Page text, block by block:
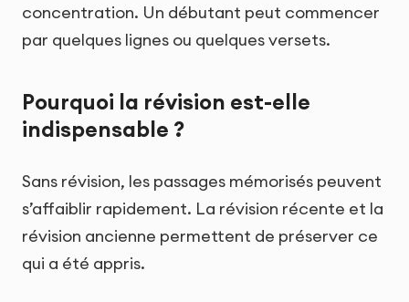
concentration. Un débutant peut commencer
par quelques lignes ou quelques versets.
Pourquoi la révision est-elle
indispensable ?
Sans révision, les passages mémorisés peuvent
s’affaiblir rapidement. La révision récente et la
révision ancienne permettent de préserver ce
qui a été appris.